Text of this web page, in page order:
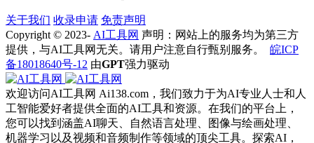
关于我们 收录申请 免责声明
Copyright © 2023- AI工具网 声明：网站上的服务均为第三方
提供，与AI工具网无关。请用户注意自行甄别服务。 皖ICP
备18018640号-12 由GPT强力驱动
欢迎访问AI工具网 Ai138.com，我们致力于为AI专业人士和人
工智能爱好者提供全面的AI工具和资源。在我们的平台上，
您可以找到涵盖AI聊天、自然语言处理、图像与绘画处理、
机器学习以及视频和音频制作等领域的顶尖工具。探索AI，